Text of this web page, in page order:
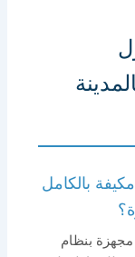
بالكامل
مجهزة بنظام